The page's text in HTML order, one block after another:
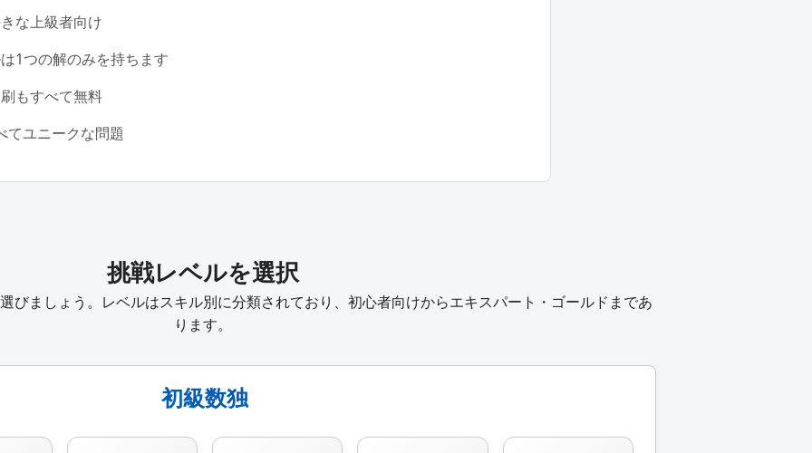
な上級者向け
1つの解のみを持ちます
もすべて無料
ユニークな問題
挑戦レベルを選択
びましょう。レベルはスキル別に分類されており、初心者向けからエキスパート・ゴールドまであ
ります。
初級数独